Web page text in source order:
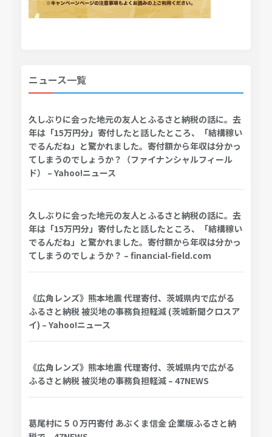
ニュース一覧
久しぶりに会った地元の友人とふるさと納税の話に。去
年は「15万円分」寄付したと話したところ、「結構稼い
でるんだね」と驚かれました。寄付額から年収は分かっ
てしまうのでしょうか？（ファイナンシャルフィール
ド） – Yahoo!ニュース
久しぶりに会った地元の友人とふるさと納税の話に。去
年は「15万円分」寄付したと話したところ、「結構稼い
でるんだね」と驚かれました。寄付額から年収は分かっ
てしまうのでしょうか？ – financial-field.com
《広角レンズ》熊本地震 代理寄付、茨城県内で広がる
ふるさと納税 被災地の事務負担軽減 (茨城新聞クロスア
イ) – Yahoo!ニュース
《広角レンズ》熊本地震 代理寄付、茨城県内で広がる
ふるさと納税 被災地の事務負担軽減 – 47NEWS
葛尾村に５０万円寄付 あぶくま信金 企業版ふるさと納